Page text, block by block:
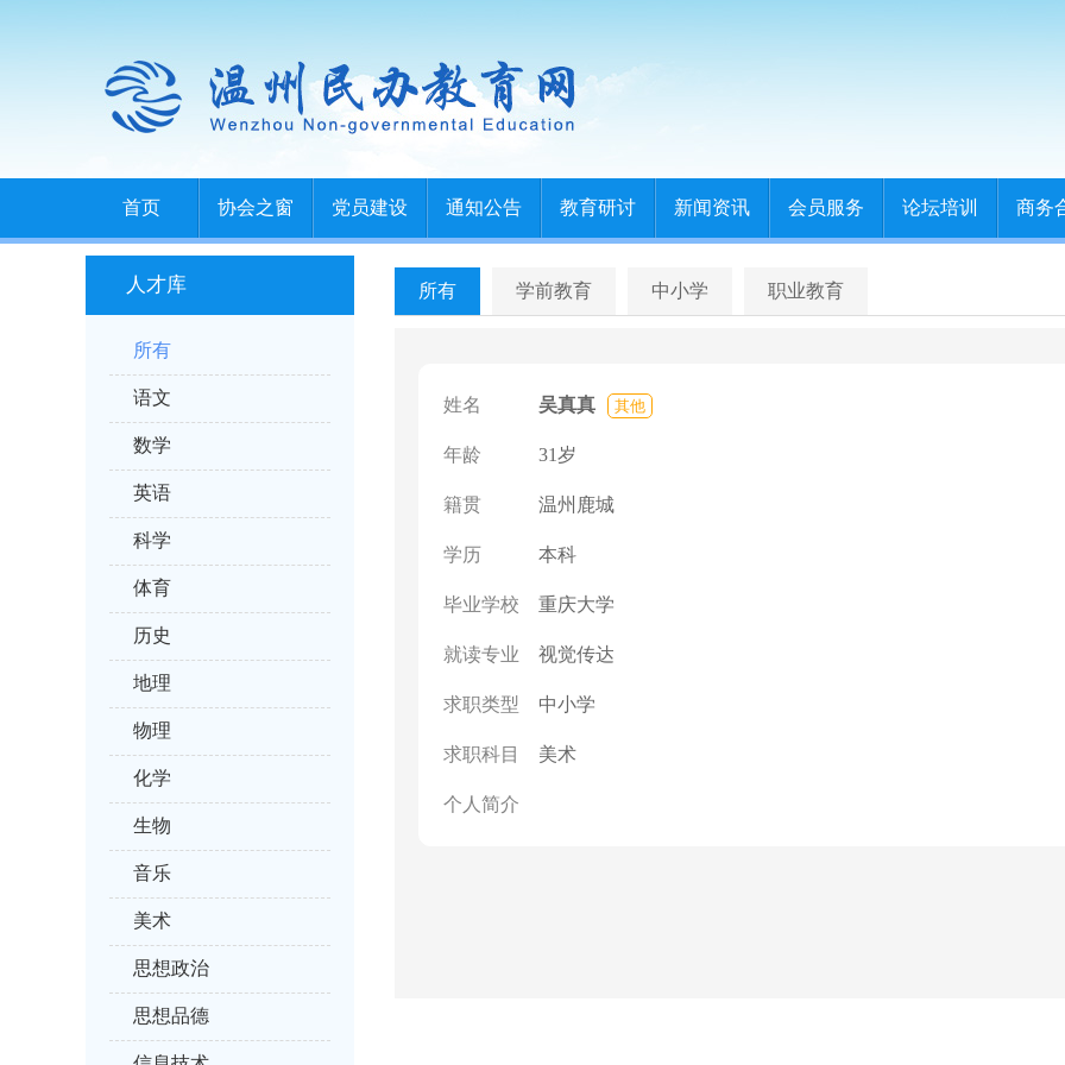
首页 协会之窗 党员建设 通知公告 教育研讨 新闻资讯 会员服务 论坛培训 商务
人才库
所有
语文
数学
英语
科学
体育
历史
地理
物理
化学
生物
音乐
美术
思想政治
思想品德
所有 学前教育 中小学 职业教育
姓名 吴真真 其他
年龄 31岁
籍贯 温州鹿城
学历 本科
毕业学校 重庆大学
就读专业 视觉传达
求职类型 中小学
求职科目 美术
个人简介